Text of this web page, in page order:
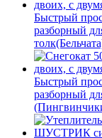
Быстрый
разборный
Быстрый
разборный